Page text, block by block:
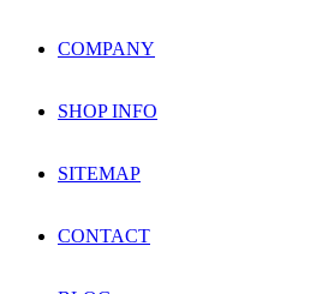
COMPANY
SHOP INFO
SITEMAP
CONTACT